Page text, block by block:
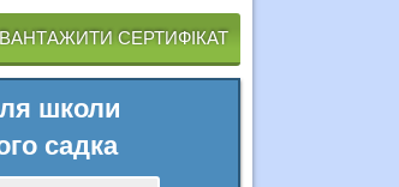
СЕРТИФІКАТ
школи
садка